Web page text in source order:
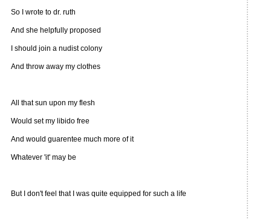
So I wrote to dr. ruth
And she helpfully proposed
I should join a nudist colony
And throw away my clothes
All that sun upon my flesh
Would set my libido free
And would guarentee much more of it
Whatever 'it' may be
But I don't feel that I was quite equipped for such a life